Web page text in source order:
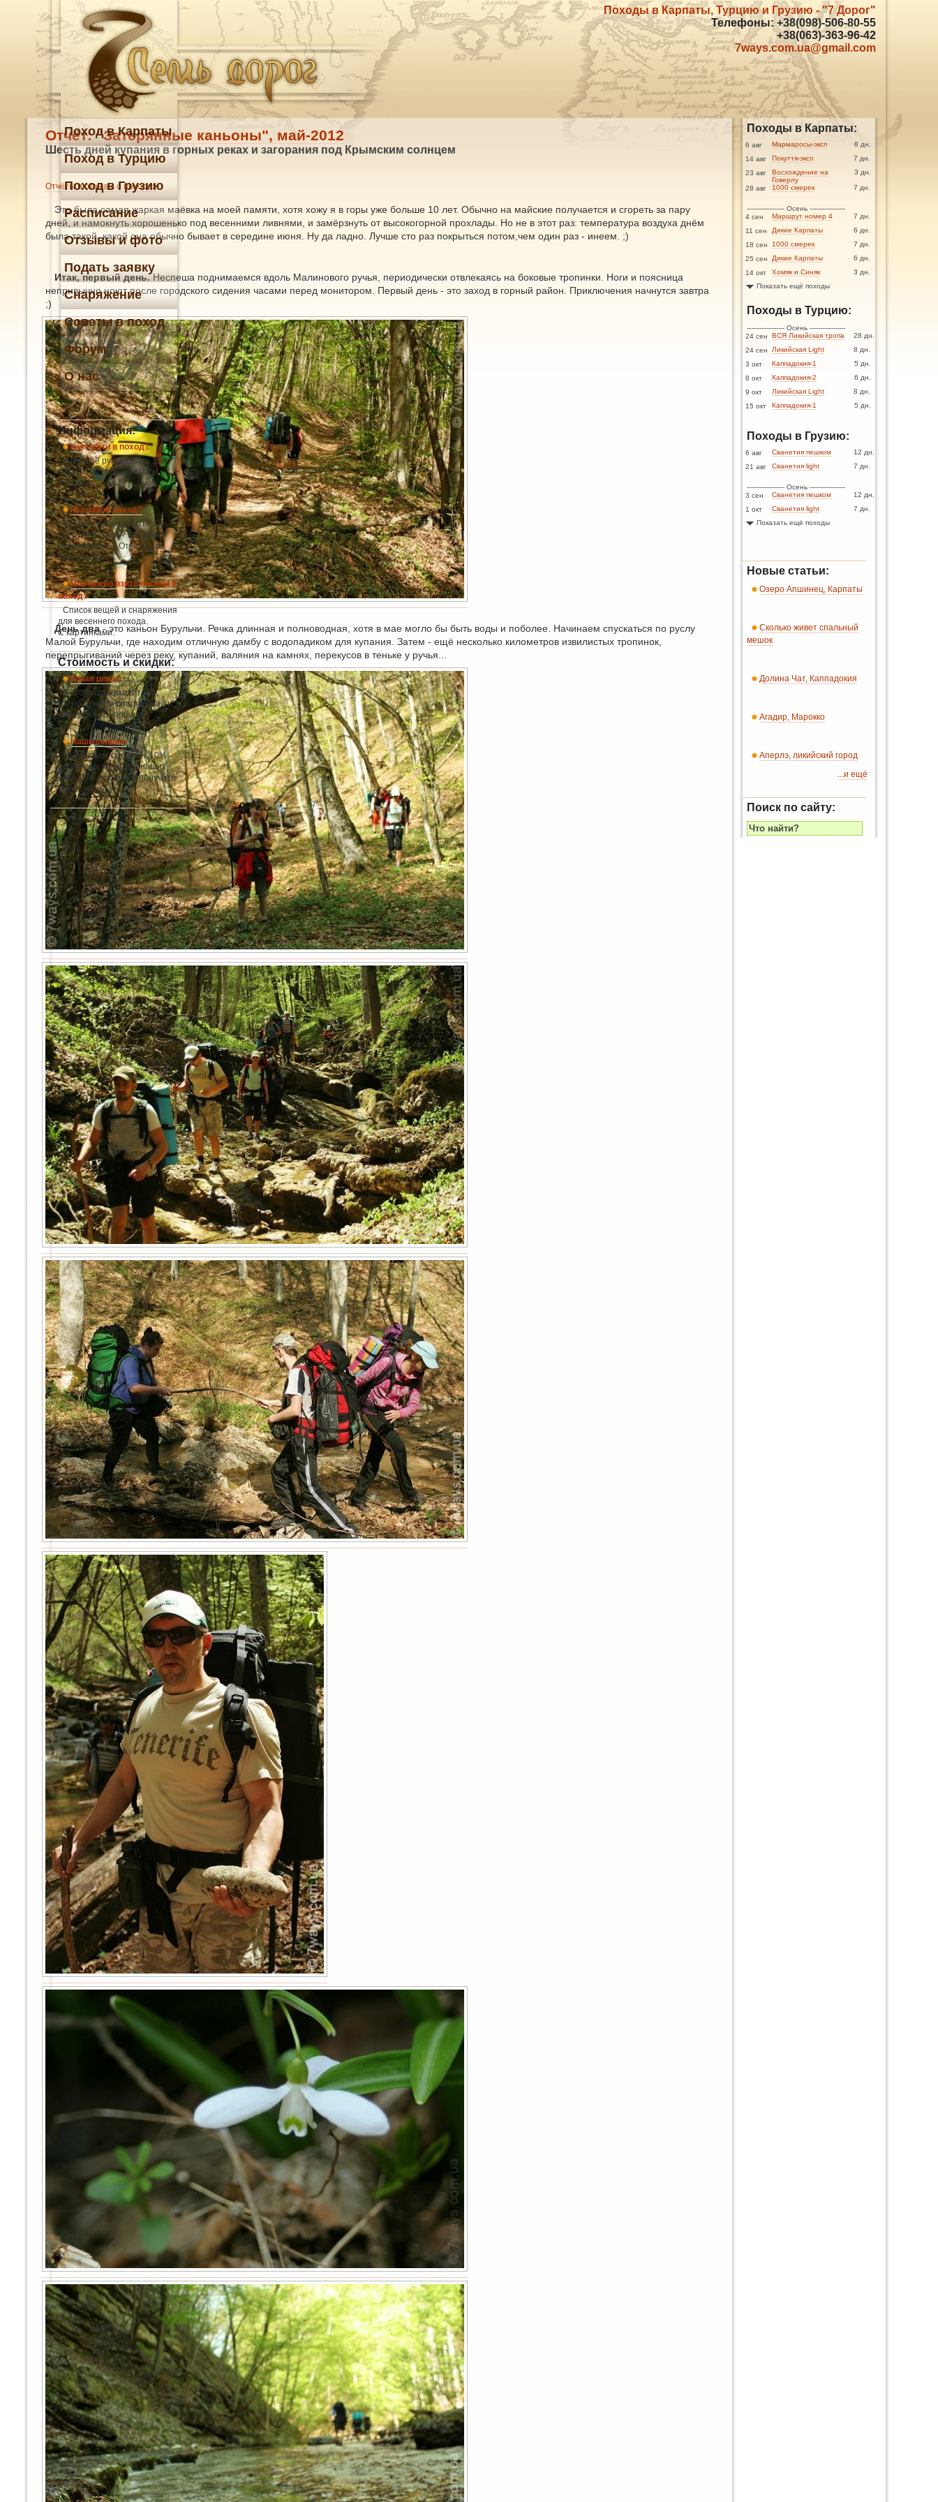
Походы в Карпаты, Турцию и Грузию - "7 Дорог"
Телефоны: +38(098)-506-80-55
+38(063)-363-96-42
7ways.com.ua@gmail.com
Отчёт: "Затерянные каньоны", май-2012
Шесть дней купания в горных реках и загорания под Крымским солнцем
Отчёты и отзывы о походах
Это была самая жаркая маёвка на моей памяти, хотя хожу я в горы уже больше 10 лет. Обычно на майские получается и сгореть за пару
дней, и намокнуть хорошенько под весенними ливнями, и замёрзнуть от высокогорной прохлады. Но не в этот раз: температура воздуха днём
была такой, какой она обычно бывает в середине июня. Ну да ладно. Лучше сто раз покрыться потом,чем один раз - инеем. ;)
Итак, первый день.Неспеша поднимаемся вдоль Малинового ручья, периодически отвлекаясь на боковые тропинки. Ноги и поясница
непривычно ноют после городского сидения часами перед монитором. Первый день - это заход в горный район. Приключения начнутся завтра
;)
День два- это каньон Бурульчи. Речка длинная и полноводная, хотя в мае могло бы быть воды и поболее. Начинаем спускаться по руслу
Малой Бурульчи, где находим отличную дамбу с водопадиком для купания. Затем - ещё несколько километров извилистых тропинок,
перепрыгиваний через реку, купаний, валяния на камнях, перекусов в теньке у ручья...
Поход в Карпаты
Поход в Турцию
Поход в Грузию
Расписание
Отзывы и фото
Подать заявку
Снаряжение
Советы в поход
Форум
О нас
Информация:
Как пойти в поход?
Короткое руководство для
тех, кто ни разу не был в
походах.
Что такое поход?
Как мы будем кушать? Где
мы будем спать? Как много
будем ходить? Ответы - в
этой статье.
Что нужно взять весной в
поход?
Список вещей и снаряжения
для весеннего похода.
С картинками.
Стоимость и скидки:
Какая цена?
В стоимость входит всё,
кроме аренды снаряжения и
экскурсий по желанию.
Наши скидки.
Мы делаем скидки от 10%
до 30% на любой из наших
походов - читайте и получите
свою скидку!
Походы в Карпаты:
6 авг Мармаросы-эксп
8 дн.
14 авг
Покуття-эксп
7 дн.
23 авг
Восхождение на
Говерлу
3 дн.
28 авг 1000 смерек 7 дн.
------------------ Осень -----------------
4 сен
Маршрут номер 4
7 дн.
11 сен
Дикие Карпаты
6 дн.
18 сен
1000 смерек
7 дн.
25 сен
Дикие Карпаты
6 дн.
14 окт
Хомяк и Синяк
3 дн.
Показать ещё походы
Походы в Турцию:
------------------ Осень -----------------
24 сен
ВСЯ Ликийская тропа
28 дн.
24 сен
Ликийская Light
8 дн.
3 окт
Каппадокия-1
5 дн.
8 окт
Каппадокия-2
6 дн.
9 окт
Ликийская Light
8 дн.
15 окт
Каппадокия-1 5 дн.
Походы в Грузию:
6 авг Сванетия пешком
12 дн.
21 авг
Сванетия light 7 дн.
------------------ Осень -----------------
3 сен
Сванетия пешком
12 дн.
1 окт
Сванетия light
7 дн.
Показать ещё походы
Новые статьи:
Озеро Апшинец, Карпаты
Сколько живет спальный
мешок
Долина Чат, Каппадокия
Агадир, Марокко
Аперлэ, ликийский город
...и ещё
Поиск по сайту: